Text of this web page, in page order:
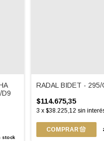
D9
stock
RADAL BIDET - 295/
$114.675,35
3 x $38.225,12 sin